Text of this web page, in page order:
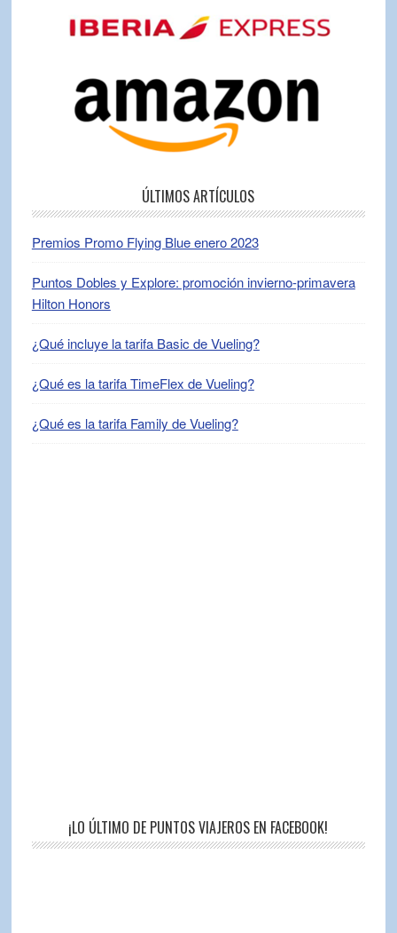
ÚLTIMOS ARTÍCULOS
Premios Promo Flying Blue enero 2023
Puntos Dobles y Explore: promoción invierno-primavera
Hilton Honors
¿Qué incluye la tarifa Basic de Vueling?
¿Qué es la tarifa TimeFlex de Vueling?
¿Qué es la tarifa Family de Vueling?
¡LO ÚLTIMO DE PUNTOS VIAJEROS EN FACEBOOK!